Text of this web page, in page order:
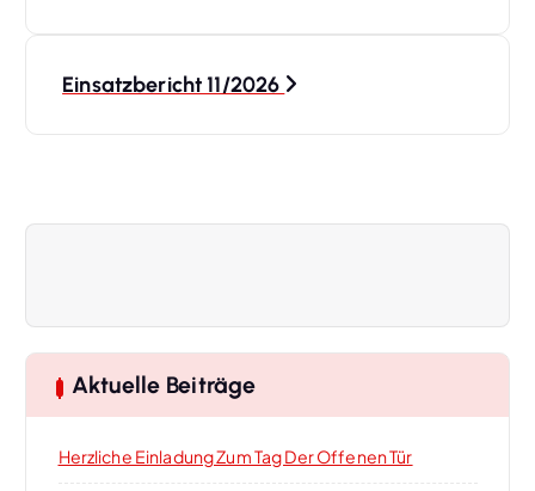
g
s
-
Einsatzbericht 11/2026
Aktuelle Beiträge
Herzliche Einladung Zum Tag Der Offenen Tür